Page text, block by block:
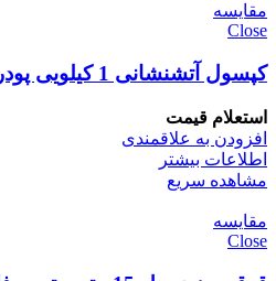
مقایسه
Close
کپسول آتشنشانی 1 کیلویی پودر و گاز خزرسیلندر
استعلام قیمت
افزودن به علاقمندی
اطلاعات بیشتر
مشاهده سریع
مقایسه
Close